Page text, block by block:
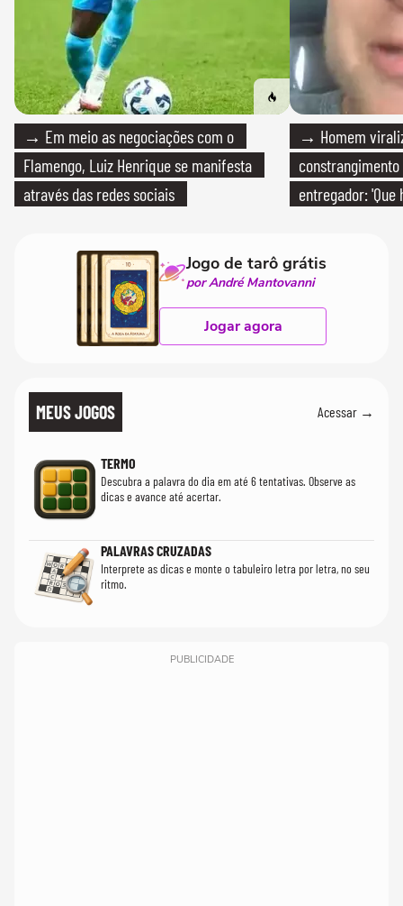
→ Em meio as negociações com o
Flamengo, Luiz Henrique se manifesta
através das redes sociais
→ Homem
entregador: 'Que
Jogo de tarô grátis
por André Mantovanni
Jogar agora
MEUS JOGOS Acessar →
TERMO
Descubra a palavra do dia em até 6 tentativas. Observe as
dicas e avance até acertar.
PALAVRAS CRUZADAS
Interprete as dicas e monte o tabuleiro letra por letra, no seu
ritmo.
PUBLICIDADE